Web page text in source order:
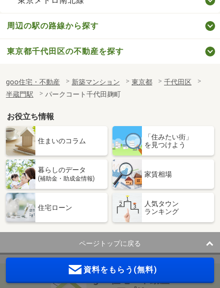
周辺の駅の路線から探す
東京都千代田区の不動産を探す
goo住宅・不動産 新築マンション 東京都
千代田区
半蔵門駅
パークコート千代田麹町
お役立ち情報
住まいのコラム
「住みたい街」
を見つけよう
暮らしのデータ
(補助金・助成金情報)
家賃相場
住宅ローン
人気タウン
ランキング
ページトップに戻る
goo住宅・不動産
資料をもらう(無料)